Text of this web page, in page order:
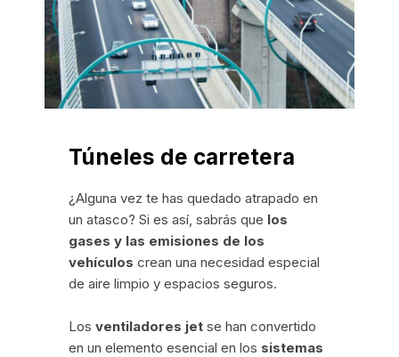
Túneles de carretera
¿Alguna vez te has quedado atrapado en
un atasco? Si es así, sabrás que los
gases y las emisiones de los
vehículos crean una necesidad especial
de aire limpio y espacios seguros.
Los ventiladores jet se han convertido
en un elemento esencial en los sistemas